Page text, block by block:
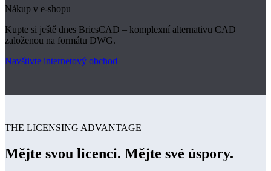
Nákup v e-shopu
Kupte si ještě dnes BricsCAD – komplexní alternativu CAD
založenou na formátu DWG.
Navštivte internetový obchod
THE LICENSING ADVANTAGE
Mějte svou licenci. Mějte své úspory.